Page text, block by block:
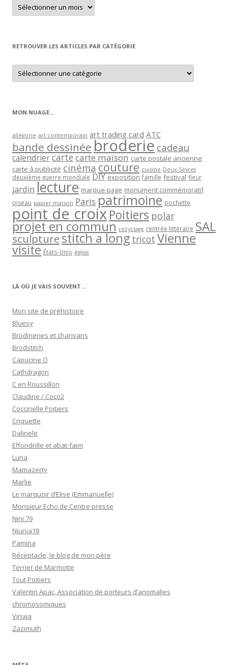
un
article
RETROUVER LES ARTICLES PAR CATÉGORIE
Retrouver
les
articles
MON NUAGE…
allégorie art contemporain art trading card ATC
bande dessinée broderie cadeau
calendriercartecarte maison carte postale ancienne
carte à publicité cinéma couture cuisine Deux-Sèvres
deuxième guerre mondiale DIY exposition famille festival fleur
jardin lecture marque-page monument commémoratif
oiseau papier maison Paris patrimoine pochette
point de croixPoitiers polar
projet en commun recyclage rentrée littéraire SAL
sculpturestitch a long tricot Vienne
visite États-Unis église
LÀ OÙ JE VAIS SOUVENT…
Mon site de préhistoire
Bluesy
Brodineries et charivaris
Brodstitch
Capucine O
Cathdragon
C en Roussillon
Claudine / Coco2
Coccinelle Poitiers
Criquette
Dalinele
Effondrille et abat-faim
Luna
Mamazerty
Marlie
Le marquoir d’Elise (Emmanuelle)
Monsieur Echo de Centre presse
Nini 79
Niunia18
Pamina
Réceptacle, le blog de mon père
Terrier de Marmotte
Tout Poitiers
Valentin Apac, Association de porteurs d’anomalies
chromosomiques
Virjaja
Zazimuth